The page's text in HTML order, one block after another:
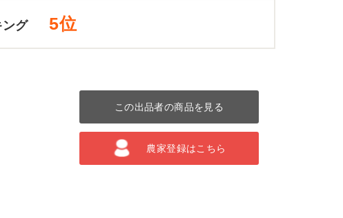
ング 5位
この出品者の商品を見る
農家登録はこちら